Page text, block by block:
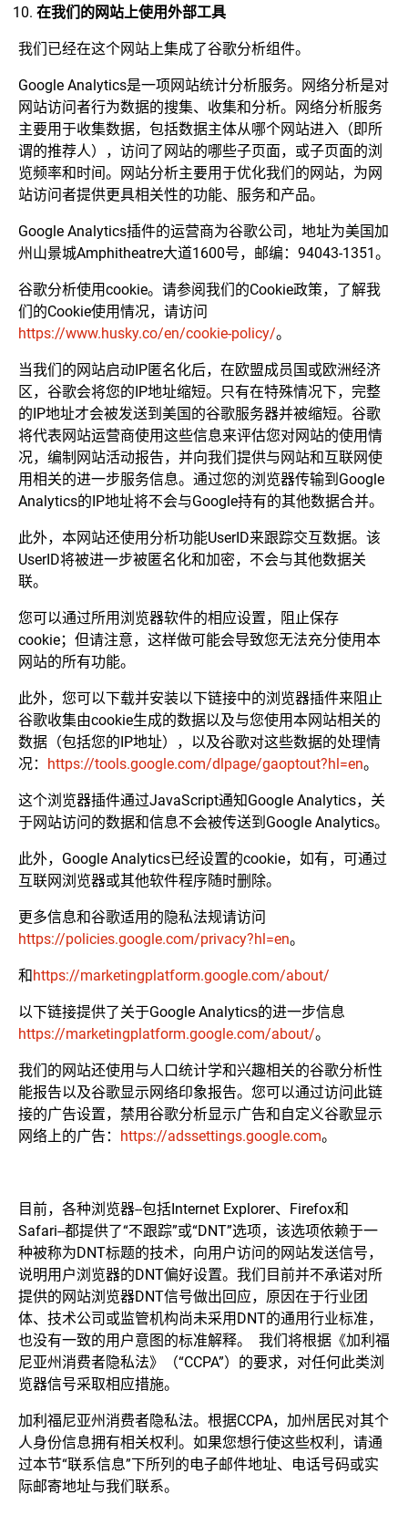
在我们的网站上使用外部工具
我们已经在这个网站上集成了谷歌分析组件。
Google Analytics是一项网站统计分析服务。网络分析是对
网站访问者行为数据的搜集、收集和分析。网络分析服务
主要用于收集数据，包括数据主体从哪个网站进入（即所
谓的推荐人），访问了网站的哪些子页面，或子页面的浏
览频率和时间。网站分析主要用于优化我们的网站，为网
站访问者提供更具相关性的功能、服务和产品。
Google Analytics插件的运营商为谷歌公司，地址为美国加
州山景城Amphitheatre大道1600号，邮编：94043-1351。
谷歌分析使用cookie。请参阅我们的Cookie政策，了解我
们的Cookie使用情况，请访问
https://www.husky.co/en/cookie-policy/。
当我们的网站启动IP匿名化后，在欧盟成员国或欧洲经济
区，谷歌会将您的IP地址缩短。只有在特殊情况下，完整
的IP地址才会被发送到美国的谷歌服务器并被缩短。谷歌
将代表网站运营商使用这些信息来评估您对网站的使用情
况，编制网站活动报告，并向我们提供与网站和互联网使
用相关的进一步服务信息。通过您的浏览器传输到Google
Analytics的IP地址将不会与Google持有的其他数据合并。
此外，本网站还使用分析功能UserID来跟踪交互数据。该
UserID将被进一步被匿名化和加密，不会与其他数据关
联。
您可以通过所用浏览器软件的相应设置，阻止保存
cookie；但请注意，这样做可能会导致您无法充分使用本
网站的所有功能。
此外，您可以下载并安装以下链接中的浏览器插件来阻止
谷歌收集由cookie生成的数据以及与您使用本网站相关的
数据（包括您的IP地址），以及谷歌对这些数据的处理情
况： https://tools.google.com/dlpage/gaoptout?hl=en。
这个浏览器插件通过JavaScript通知Google Analytics，关
于网站访问的数据和信息不会被传送到Google Analytics。
此外，Google Analytics已经设置的cookie，如有，可通过
互联网浏览器或其他软件程序随时删除。
更多信息和谷歌适用的隐私法规请访问
https://policies.google.com/privacy?hl=en。
和https://marketingplatform.google.com/about/
以下链接提供了关于Google Analytics的进一步信息
https://marketingplatform.google.com/about/。
我们的网站还使用与人口统计学和兴趣相关的谷歌分析性
能报告以及谷歌显示网络印象报告。您可以通过访问此链
接的广告设置，禁用谷歌分析显示广告和自定义谷歌显示
网络上的广告： https://adssettings.google.com。
目前，各种浏览器--包括Internet Explorer、Firefox和
Safari--都提供了“不跟踪”或“DNT”选项，该选项依赖于一
种被称为DNT标题的技术，向用户访问的网站发送信号，
说明用户浏览器的DNT偏好设置。我们目前并不承诺对所
提供的网站浏览器DNT信号做出回应，原因在于行业团
体、技术公司或监管机构尚未采用DNT的通用行业标准，
也没有一致的用户意图的标准解释。 我们将根据《加利福
尼亚州消费者隐私法》（“CCPA”）的要求，对任何此类浏
览器信号采取相应措施。
加利福尼亚州消费者隐私法。根据CCPA，加州居民对其个
人身份信息拥有相关权利。如果您想行使这些权利，请通
过本节“联系信息”下所列的电子邮件地址、电话号码或实
际邮寄地址与我们联系。